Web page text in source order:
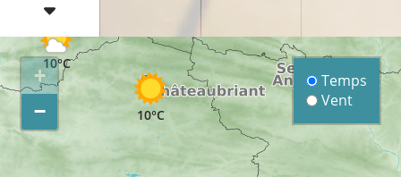
10°C
10°C
+
−
Temps
Vent